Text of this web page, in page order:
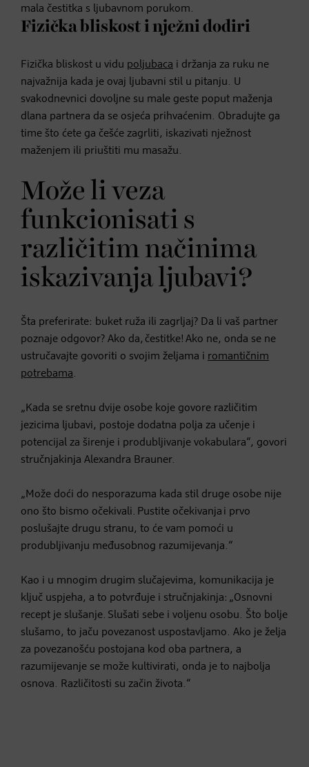
mala čestitka s ljubavnom porukom.
Fizička bliskost i nježni dodiri
Fizička bliskost u vidu poljubaca i držanja za ruku ne
najvažnija kada je ovaj ljubavni stil u pitanju. U
svakodnevnici dovoljne su male geste poput maženja
dlana partnera da se osjeća prihvaćenim. Obradujte ga
time što ćete ga češće zagrliti, iskazivati nježnost
maženjem ili priuštiti mu masažu.
Može li veza
funkcionisati s
različitim načinima
iskazivanja ljubavi?
Šta preferirate: buket ruža ili zagrljaj? Da li vaš partner
poznaje odgovor? Ako da, čestitke! Ako ne, onda se ne
ustručavajte govoriti o svojim željama i romantičnim
potrebama.
„Kada se sretnu dvije osobe koje govore različitim
jezicima ljubavi, postoje dodatna polja za učenje i
potencijal za širenje i produbljivanje vokabulara“, govori
stručnjakinja Alexandra Brauner.
„Može doći do nesporazuma kada stil druge osobe nije
ono što bismo očekivali. Pustite očekivanja i prvo
poslušajte drugu stranu, to će vam pomoći u
produbljivanju međusobnog razumijevanja.“
Kao i u mnogim drugim slučajevima, komunikacija je
ključ uspjeha, a to potvrđuje i stručnjakinja: „Osnovni
recept je slušanje. Slušati sebe i voljenu osobu. Što bolje
slušamo, to jaču povezanost uspostavljamo. Ako je želja
za povezanošću postojana kod oba partnera, a
razumijevanje se može kultivirati, onda je to najbolja
osnova. Različitosti su začin života.“